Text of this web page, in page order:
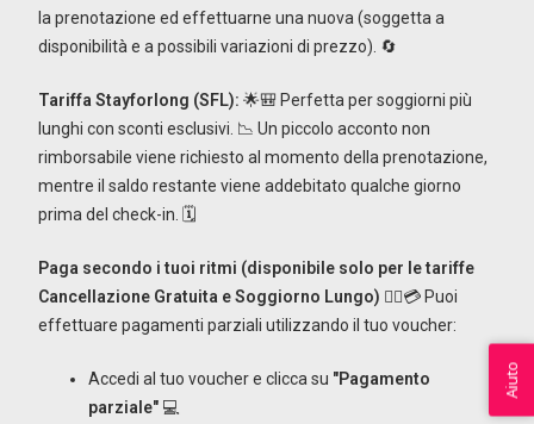
la prenotazione ed effettuarne una nuova (soggetta a
disponibilità e a possibili variazioni di prezzo). 🔄
Tariffa Stayforlong (SFL): 🌟🎒 Perfetta per soggiorni più
lunghi con sconti esclusivi. 📉 Un piccolo acconto non
rimborsabile viene richiesto al momento della prenotazione,
mentre il saldo restante viene addebitato qualche giorno
prima del check-in. 🗓️
Paga secondo i tuoi ritmi (disponibile solo per le tariffe
Cancellazione Gratuita e Soggiorno Lungo) 🚶‍♂️💳 Puoi
effettuare pagamenti parziali utilizzando il tuo voucher:
Accedi al tuo voucher e clicca su "Pagamento
parziale" 💻
Aiuto